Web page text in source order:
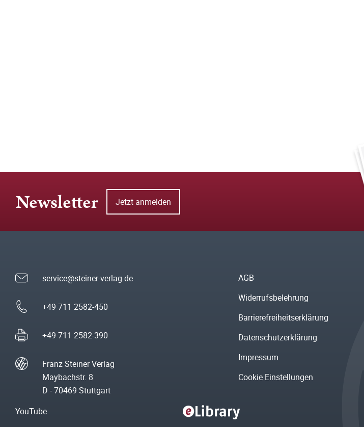
Newsletter Jetzt anmelden
service@steiner-verlag.de
+49 711 2582-450
+49 711 2582-390
Franz Steiner Verlag
Maybachstr. 8
D - 70469 Stuttgart
AGB
Widerrufsbelehrung
Barrierefreiheitserklärung
Datenschutzerklärung
Impressum
Cookie Einstellungen
YouTube